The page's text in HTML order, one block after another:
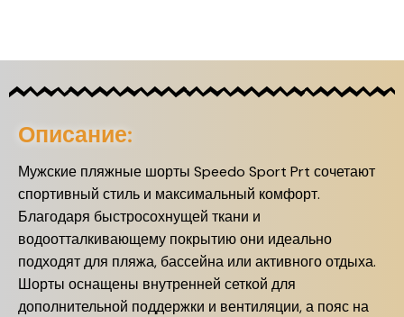
Описание:
Мужские пляжные шорты Speedo Sport Prt сочетают
спортивный стиль и максимальный комфорт.
Благодаря быстросохнущей ткани и
водоотталкивающему покрытию они идеально
подходят для пляжа, бассейна или активного отдыха.
Шорты оснащены внутренней сеткой для
дополнительной поддержки и вентиляции, а пояс на